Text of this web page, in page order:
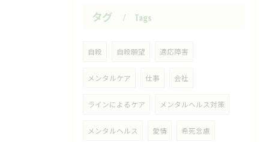
タグ Tags
自殺 自殺願望 適応障害
メンタルケア 仕事 会社
ラインによるケア メンタルヘルス対策
メンタルヘルス 愛情 希死念慮